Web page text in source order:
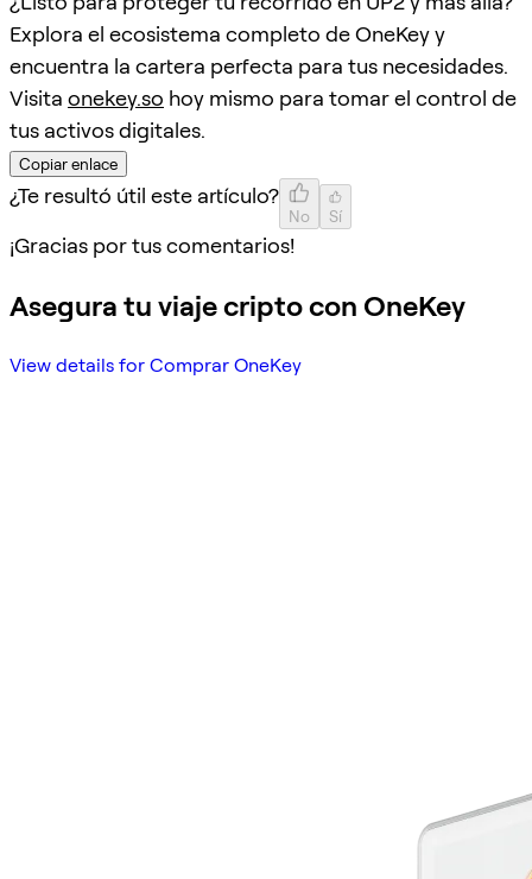
Explora el ecosistema completo de OneKey y
encuentra la cartera perfecta para tus necesidades.
Visita onekey.so hoy mismo para tomar el control de
tus activos digitales.
Copiar enlace
¿Te resultó útil este artículo?
No Sí
¡Gracias por tus comentarios!
Asegura tu viaje cripto con OneKey
View details for Comprar OneKey